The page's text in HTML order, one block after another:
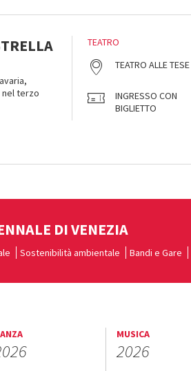
terzo
TEATRO
TEATRO ALLE TESE
INGRESSO CON
BIGLIETTO
DI VENEZIA
Sostenibilità ambientale Bandi e Gare
MUSICA
2026